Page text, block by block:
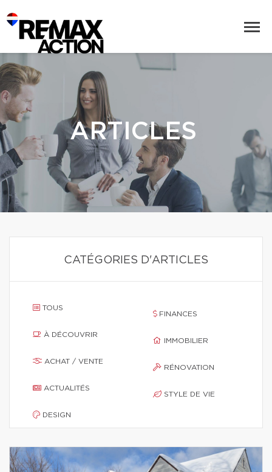
ARTICLES
CATÉGORIES D'ARTICLES
TOUS
À DÉCOUVRIR
ACHAT / VENTE
ACTUALITÉS
DESIGN
FINANCES
IMMOBILIER
RÉNOVATION
STYLE DE VIE